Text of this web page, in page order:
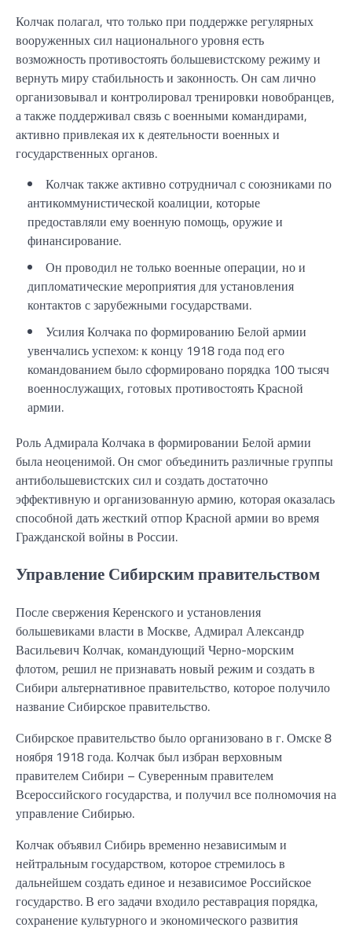
Колчак полагал, что только при поддержке регулярных
вооруженных сил национального уровня есть
возможность противостоять большевистскому режиму и
вернуть миру стабильность и законность. Он сам лично
организовывал и контролировал тренировки новобранцев,
а также поддерживал связь с военными командирами,
активно привлекая их к деятельности военных и
государственных органов.
Колчак также активно сотрудничал с союзниками по
антикоммунистической коалиции, которые
предоставляли ему военную помощь, оружие и
финансирование.
Он проводил не только военные операции, но и
дипломатические мероприятия для установления
контактов с зарубежными государствами.
Усилия Колчака по формированию Белой армии
увенчались успехом: к концу 1918 года под его
командованием было сформировано порядка 100 тысяч
военнослужащих, готовых противостоять Красной
армии.
Роль Адмирала Колчака в формировании Белой армии
была неоценимой. Он смог объединить различные группы
антибольшевистских сил и создать достаточно
эффективную и организованную армию, которая оказалась
способной дать жесткий отпор Красной армии во время
Гражданской войны в России.
Управление Сибирским правительством
После свержения Керенского и установления
большевиками власти в Москве, Адмирал Александр
Васильевич Колчак, командующий Черно-морским
флотом, решил не признавать новый режим и создать в
Сибири альтернативное правительство, которое получило
название Сибирское правительство.
Сибирское правительство было организовано в г. Омске 8
ноября 1918 года. Колчак был избран верховным
правителем Сибири – Суверенным правителем
Всероссийского государства, и получил все полномочия на
управление Сибирью.
Колчак объявил Сибирь временно независимым и
нейтральным государством, которое стремилось в
дальнейшем создать единое и независимое Российское
государство. В его задачи входило реставрация порядка,
сохранение культурного и экономического развития